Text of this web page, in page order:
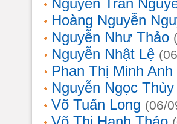
Nguyễn Trần
Hoàng Nguyễn
Nguyễn Như Thảo
Nguyễn Nhật Lệ
Phan Thị Minh Anh
Nguyễn Ngọc
Võ Tuấn Long (06/